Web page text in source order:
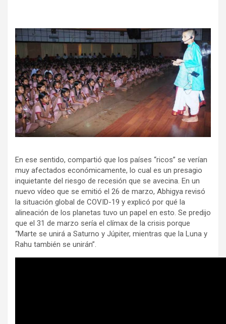
En ese sentido, compartió que los países “ricos” se verían
muy afectados económicamente, lo cual es un presagio
inquietante del riesgo de recesión que se avecina. En un
nuevo vídeo que se emitió el 26 de marzo, Abhigya revisó
la situación global de COVID-19 y explicó por qué la
alineación de los planetas tuvo un papel en esto. Se predijo
que el 31 de marzo sería el clímax de la crisis porque
“Marte se unirá a Saturno y Júpiter, mientras que la Luna y
Rahu también se unirán”.